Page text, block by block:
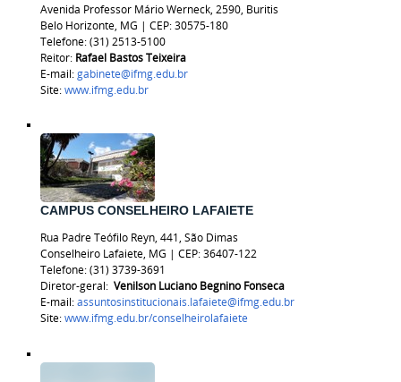
Avenida Professor Mário Werneck, 2590, Buritis
Belo Horizonte, MG | CEP: 30575-180
Telefone: (31) 2513-5100
Reitor: Rafael BastosTeixeira
E-mail:gabinete@ifmg.edu.br
Site:www.ifmg.edu.br
CAMPUS CONSELHEIRO LAFAIETE
Rua Padre Teófilo Reyn, 441, São Dimas
Conselheiro Lafaiete, MG | CEP: 36407-122
Telefone:(31) 3739-3691
Diretor-geral: Venilson Luciano Begnino Fonseca
E-mail:assuntosinstitucionais.lafaiete@ifmg.edu.br
Site:www.ifmg.edu.br/conselheirolafaiete